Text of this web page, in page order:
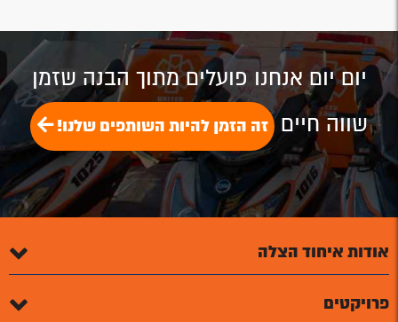
יום יום אנחנו פועלים מתוך הבנה שזמן
שווה חיים זה הזמן להיות השותפים שלנו!
אודות איחוד הצלה
פרויקטים